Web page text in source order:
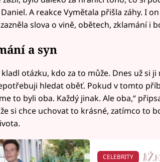
A reakce Vymětala přišla záhy. I
slova o vině, obětech, zklamání i
a syn
otázku, kdo za to může. Dnes už si
hledat oběť. Pokud v tomto
to byli oba. Každý jinak. Ale oba,“
si chce uchovat to krásné, zatímco to
CELEBRITY